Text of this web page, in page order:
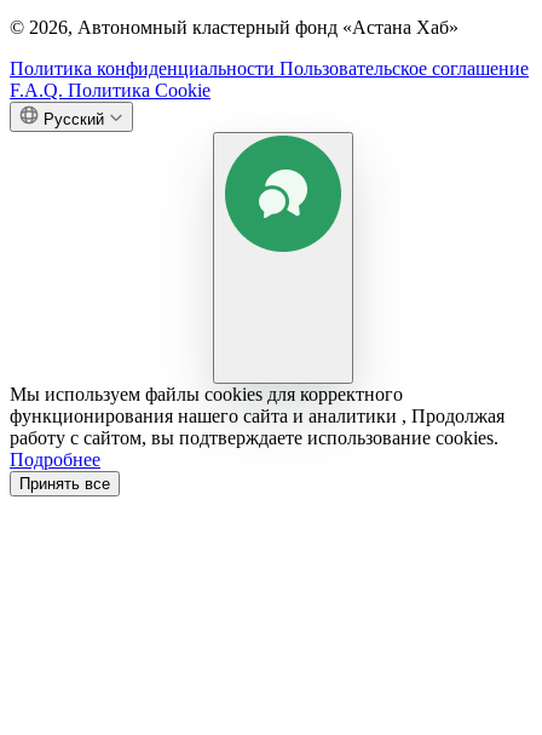
© 2026, Автономный кластерный фонд «Астана Хаб»
Политика конфиденциальности Пользовательское соглашение
F.A.Q. Политика Cookie
Русский
Мы используем файлы cookies для корректного
функционирования нашего сайта и аналитики , Продолжая
работу с сайтом, вы подтверждаете использование cookies.
Подробнее
Принять все